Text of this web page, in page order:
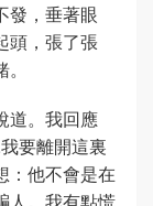
發，垂著眼
頭，張了張
道。我回應
要離開這裏
：他不會是在